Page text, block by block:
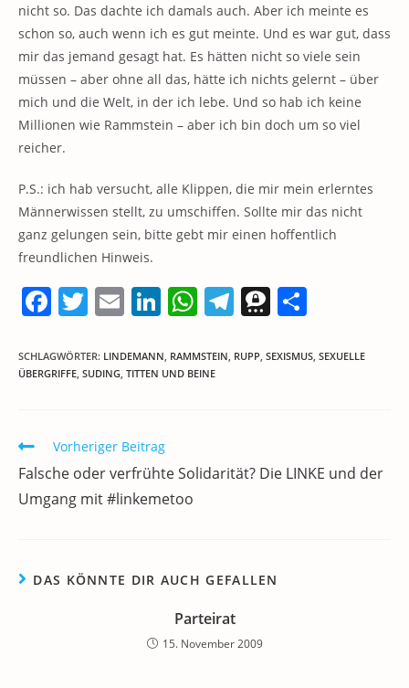
nicht so. Das dachte ich damals auch. Aber ich meinte es
schon so, auch wenn ich es gut meinte. Und es war gut, dass
mir das jemand gesagt hat. Es hätten nicht so viele sein
müssen – aber ohne all das, hätte ich nichts gelernt – über
mich und die Welt, in der ich lebe. Und so hab ich keine
Millionen wie Rammstein – aber ich bin doch um so viel
reicher.
P.S.: ich hab versucht, alle Klippen, die mir mein erlerntes
Männerwissen stellt, zu umschiffen. Sollte mir das nicht
ganz gelungen sein, bitte gebt mir einen hoffentlich
freundlichen Hinweis.
F
c
e
o
o
k
T
itt
er
E
ai
l
Li
k
e
n
W
at
s
p
T
e
T
re le
SCHLAGWÖRTER: LINDEMANN RAMMSTEIN RUPP SEXISMUS SEXUELLE
ÜBERGRIFFE SUDING TITTEN UND BEINE
Weitere
ansehen
Vorheriger Beitrag
Falsche oder verfrühte Solidarität? Die LINKE und der
Umgang mit #linkemetoo
DAS KÖNNTE DIR AUCH GEFALLEN
Parteirat
15. November 2009